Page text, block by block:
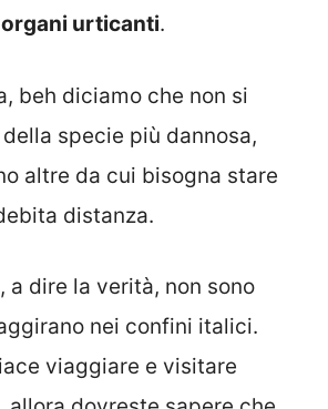
organi urticanti.
beh diciamo che non si
specie più dannosa,
altre da cui bisogna stare
distanza.
a dire la verità, non sono
nei confini italici.
viaggiare e visitare